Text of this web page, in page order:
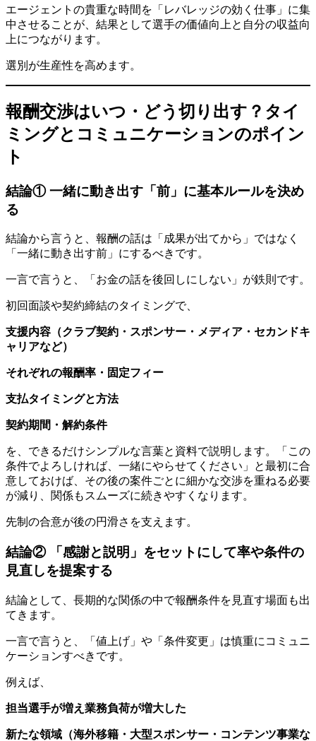
エージェントの貴重な時間を「レバレッジの効く仕事」に集
中させることが、結果として選手の価値向上と自分の収益向
上につながります。
選別が生産性を高めます。
報酬交渉はいつ・どう切り出す？タイ
ミングとコミュニケーションのポイン
ト
結論① 一緒に動き出す「前」に基本ルールを決め
る
結論から言うと、報酬の話は「成果が出てから」ではなく
「一緒に動き出す前」にするべきです。
一言で言うと、「お金の話を後回しにしない」が鉄則です。
初回面談や契約締結のタイミングで、
支援内容（クラブ契約・スポンサー・メディア・セカンドキ
ャリアなど）
それぞれの報酬率・固定フィー
支払タイミングと方法
契約期間・解約条件
を、できるだけシンプルな言葉と資料で説明します。「この
条件でよろしければ、一緒にやらせてください」と最初に合
意しておけば、その後の案件ごとに細かな交渉を重ねる必要
が減り、関係もスムーズに続きやすくなります。
先制の合意が後の円滑さを支えます。
結論② 「感謝と説明」をセットにして率や条件の
見直しを提案する
結論として、長期的な関係の中で報酬条件を見直す場面も出
てきます。
一言で言うと、「値上げ」や「条件変更」は慎重にコミュニ
ケーションすべきです。
例えば、
担当選手が増え業務負荷が増大した
新たな領域（海外移籍・大型スポンサー・コンテンツ事業な